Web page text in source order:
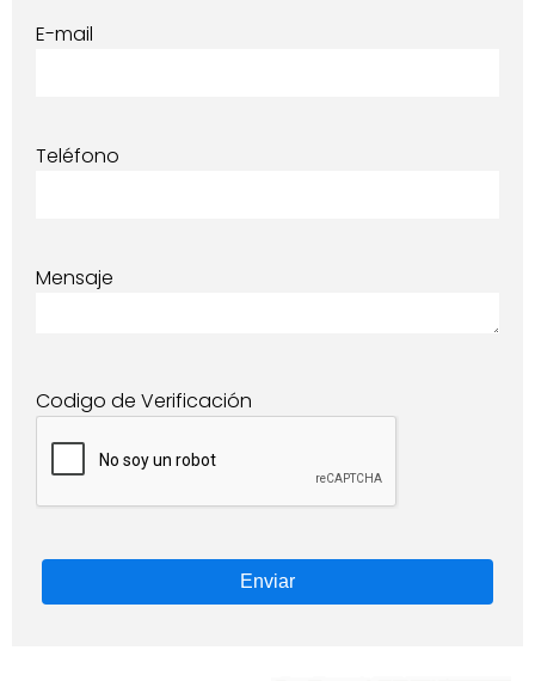
E-mail
Teléfono
Mensaje
Codigo de Verificación
Enviar